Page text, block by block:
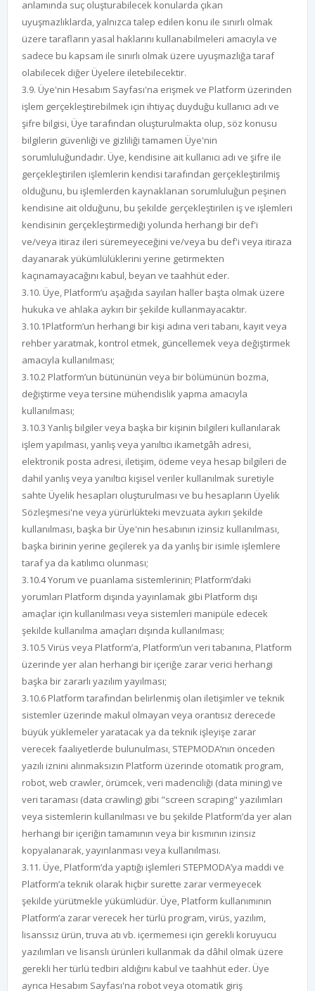
anlamında suç oluşturabilecek konularda çıkan
uyuşmazlıklarda, yalnızca talep edilen konu ile sınırlı olmak
üzere tarafların yasal haklarını kullanabilmeleri amacıyla ve
sadece bu kapsam ile sınırlı olmak üzere uyuşmazlığa taraf
olabilecek diğer Üyelere iletebilecektir.
3.9. Üye'nin Hesabım Sayfası'na erişmek ve Platform üzerinden
işlem gerçekleştirebilmek için ihtiyaç duyduğu kullanıcı adı ve
şifre bilgisi, Üye tarafından oluşturulmakta olup, söz konusu
bilgilerin güvenliği ve gizliliği tamamen Üye'nin
sorumluluğundadır. Üye, kendisine ait kullanıcı adı ve şifre ile
gerçekleştirilen işlemlerin kendisi tarafından gerçekleştirilmiş
olduğunu, bu işlemlerden kaynaklanan sorumluluğun peşinen
kendisine ait olduğunu, bu şekilde gerçekleştirilen iş ve işlemleri
kendisinin gerçekleştirmediği yolunda herhangi bir def'i
ve/veya itiraz ileri süremeyeceğini ve/veya bu def'i veya itiraza
dayanarak yükümlülüklerini yerine getirmekten
kaçınamayacağını kabul, beyan ve taahhüt eder.
3.10. Üye, Platform’u aşağıda sayılan haller başta olmak üzere
hukuka ve ahlaka aykırı bir şekilde kullanmayacaktır.
3.10.1Platform’un herhangi bir kişi adına veri tabanı, kayıt veya
rehber yaratmak, kontrol etmek, güncellemek veya değiştirmek
amacıyla kullanılması;
3.10.2 Platform’un bütününün veya bir bölümünün bozma,
değiştirme veya tersine mühendislik yapma amacıyla
kullanılması;
3.10.3 Yanlış bilgiler veya başka bir kişinin bilgileri kullanılarak
işlem yapılması, yanlış veya yanıltıcı ikametgâh adresi,
elektronik posta adresi, iletişim, ödeme veya hesap bilgileri de
dahil yanlış veya yanıltıcı kişisel veriler kullanılmak suretiyle
sahte Üyelik hesapları oluşturulması ve bu hesapların Üyelik
Sözleşmesi'ne veya yürürlükteki mevzuata aykırı şekilde
kullanılması, başka bir Üye'nin hesabının izinsiz kullanılması,
başka birinin yerine geçilerek ya da yanlış bir isimle işlemlere
taraf ya da katılımcı olunması;
3.10.4 Yorum ve puanlama sistemlerinin; Platform’daki
yorumları Platform dışında yayınlamak gibi Platform dışı
amaçlar için kullanılması veya sistemleri manipüle edecek
şekilde kullanılma amaçları dışında kullanılması;
3.10.5 Virüs veya Platform’a, Platform’un veri tabanına, Platform
üzerinde yer alan herhangi bir içeriğe zarar verici herhangi
başka bir zararlı yazılım yayılması;
3.10.6 Platform tarafından belirlenmiş olan iletişimler ve teknik
sistemler üzerinde makul olmayan veya orantısız derecede
büyük yüklemeler yaratacak ya da teknik işleyişe zarar
verecek faaliyetlerde bulunulması, STEPMODA’nın önceden
yazılı iznini alınmaksızın Platform üzerinde otomatik program,
robot, web crawler, örümcek, veri madenciliği (data mining) ve
veri taraması (data crawling) gibi "screen scraping" yazılımları
veya sistemlerin kullanılması ve bu şekilde Platform’da yer alan
herhangi bir içeriğin tamamının veya bir kısmının izinsiz
kopyalanarak, yayınlanması veya kullanılması.
3.11. Üye, Platform’da yaptığı işlemleri STEPMODA’ya maddi ve
Platform’a teknik olarak hiçbir surette zarar vermeyecek
şekilde yürütmekle yükümlüdür. Üye, Platform kullanımının
Platform’a zarar verecek her türlü program, virüs, yazılım,
lisanssız ürün, truva atı vb. içermemesi için gerekli koruyucu
yazılımları ve lisanslı ürünleri kullanmak da dâhil olmak üzere
gerekli her türlü tedbiri aldığını kabul ve taahhüt eder. Üye
ayrıca Hesabım Sayfası'na robot veya otomatik giriş